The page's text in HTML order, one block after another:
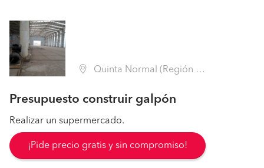
Quinta Normal (Región Metropolitana - Santiago)
Presupuesto construir galpón
Realizar un supermercado.
¡Pide precio gratis y sin compromiso!